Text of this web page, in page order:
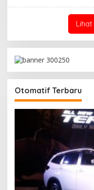
Otomatif Terbaru